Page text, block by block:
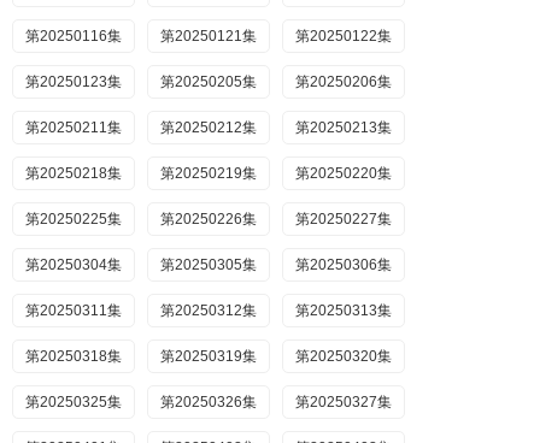
第20250116集 第20250121集 第20250122集
第20250123集 第20250205集 第20250206集
第20250211集 第20250212集 第20250213集
第20250218集 第20250219集 第20250220集
第20250225集 第20250226集 第20250227集
第20250304集 第20250305集 第20250306集
第20250311集 第20250312集 第20250313集
第20250318集 第20250319集 第20250320集
第20250325集 第20250326集 第20250327集